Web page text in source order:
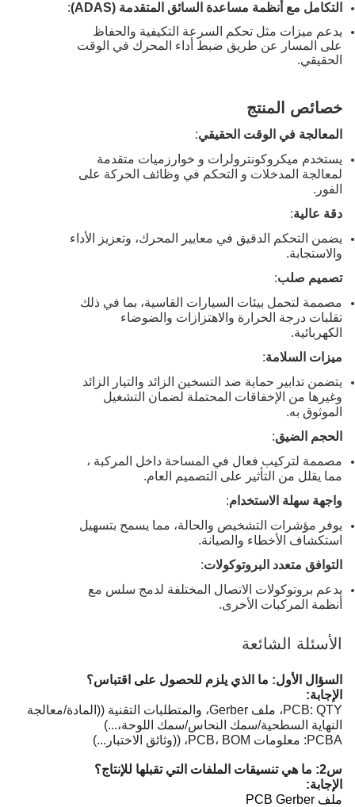
التكامل مع أنظمة مساعدة السائق المتقدمة (ADAS)
:
يدعم ميزات مثل تحكم السرعة التكيفية والحفاظ
على المسار عن طريق ضبط أداء المحرك في الوقت
الحقيقي.
خصائص المنتج
المعالجة في الوقت الحقيقي :
يستخدم ميكروكونترولرات و خوارزميات متقدمة
لمعالجة المدخلات و التحكم في وظائف الحركة على
الفور.
دقة عالية:
يضمن التحكم الدقيق في معايير المحرك، وتعزيز الأداء
والاستجابة.
تصميم صلب:
مصممة لتحمل بيئات السيارات القاسية، بما في ذلك
تقلبات درجة الحرارة والاهتزازات والضوضاء
الكهربائية.
ميزات السلامة:
يتضمن تدابير حماية ضد التسخين الزائد والتيار الزائد
وغيرها من الإخفاقات المحتملة لضمان التشغيل
الموثوق به.
الحجم الضيق:
مصممة لتركيب فعال في المساحة داخل المركبة ،
مما يقلل من التأثير على التصميم العام.
واجهة سهلة الاستخدام:
يوفر مؤشرات التشخيص والحالة، مما يسمح بتسهيل
استكشاف الأخطاء والصيانة.
التوافق متعدد البروتوكولات:
يدعم بروتوكولات الاتصال المختلفة لدمج سلس مع
أنظمة المركبات الأخرى.
الأسئلة الشائعة
السؤال الأول: ما الذي يلزم للحصول على اقتباس؟
الإجابة:
PCB: QTY، ملف Gerber، والمتطلبات التقنية ((المادة/معالجة
النهاية السطحية/سمك النحاس/سمك اللوحة،...)
PCBA: معلومات PCB، BOM، ((وثائق الاختبار...)
س2: ما هي تنسيقات الملفات التي تقبلها للإنتاج؟
الإجابة:
ملف PCB Gerber